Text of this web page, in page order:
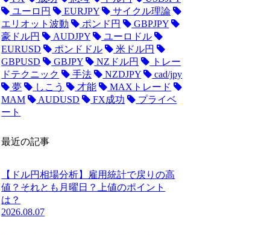
ユーロ円
EURJPY
サイクル理論
エリオット波動
ポンド円
GBPJPY
豪ドル円
AUDJPY
ユーロドル
EURUSD
ポンドドル
米ドル円
GBPUSD
GBJPY NZドル円
トレー
ドテクニック
手法 NZDJPY
cad/jpy
夢
しこう 才能
MAXトレード
MAM
AUDUSD FX成功
プライベ
ート
最近の記事
【ドル円相場分析】雇用統計で戻りの高
値？それとも月曜日？上値のポイント
は？
2026.08.07